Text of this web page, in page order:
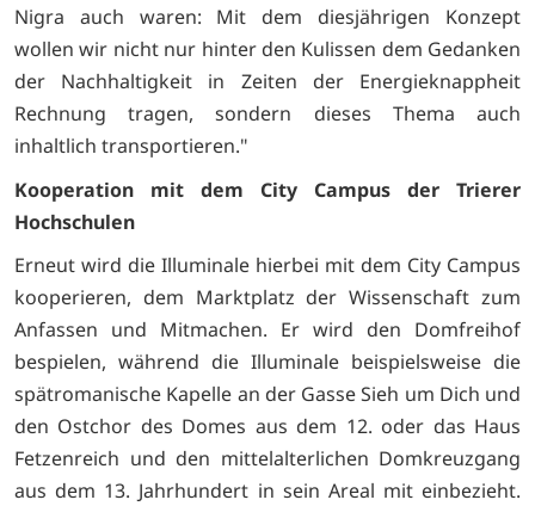
Nigra auch waren: Mit dem diesjährigen Konzept
wollen wir nicht nur hinter den Kulissen dem Gedanken
der Nachhaltigkeit in Zeiten der Energieknappheit
Rechnung tragen, sondern dieses Thema auch
inhaltlich transportieren."
Kooperation mit dem City Campus der Trierer
Hochschulen
Erneut wird die Illuminale hierbei mit dem City Campus
kooperieren, dem Marktplatz der Wissenschaft zum
Anfassen und Mitmachen. Er wird den Domfreihof
bespielen, während die Illuminale beispielsweise die
spätromanische Kapelle an der Gasse Sieh um Dich und
den Ostchor des Domes aus dem 12. oder das Haus
Fetzenreich und den mittelalterlichen Domkreuzgang
aus dem 13. Jahrhundert in sein Areal mit einbezieht.